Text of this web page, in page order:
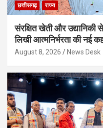
छत्तीसगढ़ राज्य
संरक्षित खेती और
लिखी आत्मनिर्भरता की नई
August 8, 2026 News Desk